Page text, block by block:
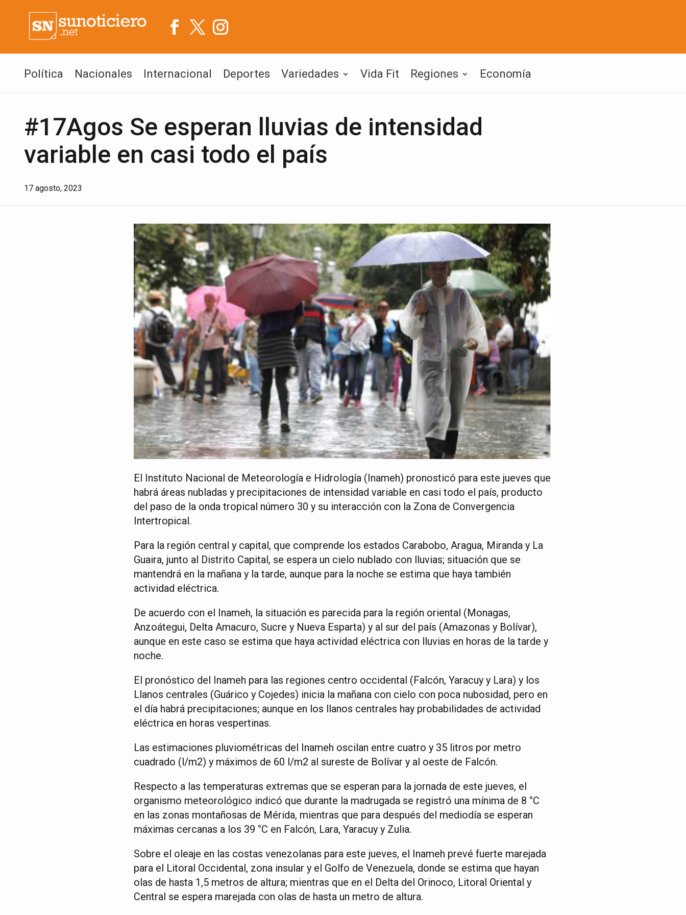
Política Nacionales Internacional Deportes Variedades Vida Fit Regiones Economía
#17Agos Se esperan lluvias de intensidad
variable en casi todo el país
17 agosto, 2023
El Instituto Nacional de Meteorología e Hidrología (Inameh) pronosticó para este jueves que
habrá áreas nubladas y precipitaciones de intensidad variable en casi todo el país, producto
del paso de la onda tropical número 30 y su interacción con la Zona de Convergencia
Intertropical.
Para la región central y capital, que comprende los estados Carabobo, Aragua, Miranda y La
Guaira, junto al Distrito Capital, se espera un cielo nublado con lluvias; situación que se
mantendrá en la mañana y la tarde, aunque para la noche se estima que haya también
actividad eléctrica.
De acuerdo con el Inameh, la situación es parecida para la región oriental (Monagas,
Anzoátegui, Delta Amacuro, Sucre y Nueva Esparta) y al sur del país (Amazonas y Bolívar),
aunque en este caso se estima que haya actividad eléctrica con lluvias en horas de la tarde y
noche.
El pronóstico del Inameh para las regiones centro occidental (Falcón, Yaracuy y Lara) y los
Llanos centrales (Guárico y Cojedes) inicia la mañana con cielo con poca nubosidad, pero en
el día habrá precipitaciones; aunque en los llanos centrales hay probabilidades de actividad
eléctrica en horas vespertinas.
Las estimaciones pluviométricas del Inameh oscilan entre cuatro y 35 litros por metro
cuadrado (l/m2) y máximos de 60 l/m2 al sureste de Bolívar y al oeste de Falcón.
Respecto a las temperaturas extremas que se esperan para la jornada de este jueves, el
organismo meteorológico indicó que durante la madrugada se registró una mínima de 8 °C
en las zonas montañosas de Mérida, mientras que para después del mediodía se esperan
máximas cercanas a los 39 °C en Falcón, Lara, Yaracuy y Zulia.
Sobre el oleaje en las costas venezolanas para este jueves, el Inameh prevé fuerte marejada
para el Litoral Occidental, zona insular y el Golfo de Venezuela, donde se estima que hayan
olas de hasta 1,5 metros de altura; mientras que en el Delta del Orinoco, Litoral Oriental y
Central se espera marejada con olas de hasta un metro de altura.